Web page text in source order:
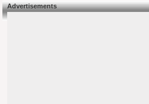
Advertisements